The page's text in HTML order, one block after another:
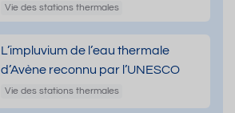
Vie des stations thermales
L’impluvium de l’eau thermale
d’Avène reconnu par l’UNESCO
Vie des stations thermales